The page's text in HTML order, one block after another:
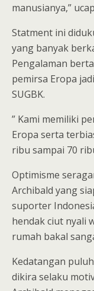
manusianya,”
Statment ini
yang banyak
Pengalaman
pemirsa Eropa
SUGBK.
” Kami memiliki
Eropa serta
ribu sampai 70
Optimisme
Archibald yang
suporter
hendak ciut nyali
rumah bakal
Kedatangan
dikira selaku